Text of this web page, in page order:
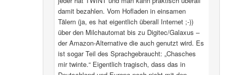
damit bezahlen. Vom Hofladen in einsamen
Tälern (ja, es hat eigentlich überall Internet ;-))
über den Milchautomat bis zu Digitec/Galaxus –
der Amazon-Alternative die auch genutzt wird. Es
ist sogar Teil des Sprachgebraucht: „Chasches
mir twinte.“ Eigentlich tragisch, dass das in